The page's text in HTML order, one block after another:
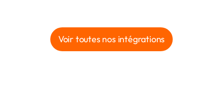
Voir toutes nos intégrations